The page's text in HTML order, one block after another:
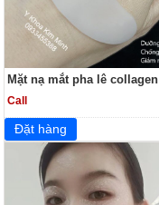
Mặt nạ mắt pha lê collagen
Call